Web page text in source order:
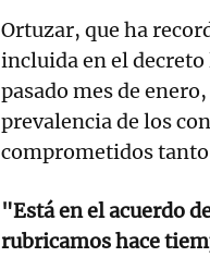
Ortuzar, que ha
incluida en el decreto
pasado mes de
prevalencia de los
comprometidos tanto
"Está en el acuerdo
rubricamos hace